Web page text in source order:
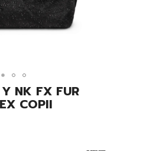
NK FX FUR
COPII